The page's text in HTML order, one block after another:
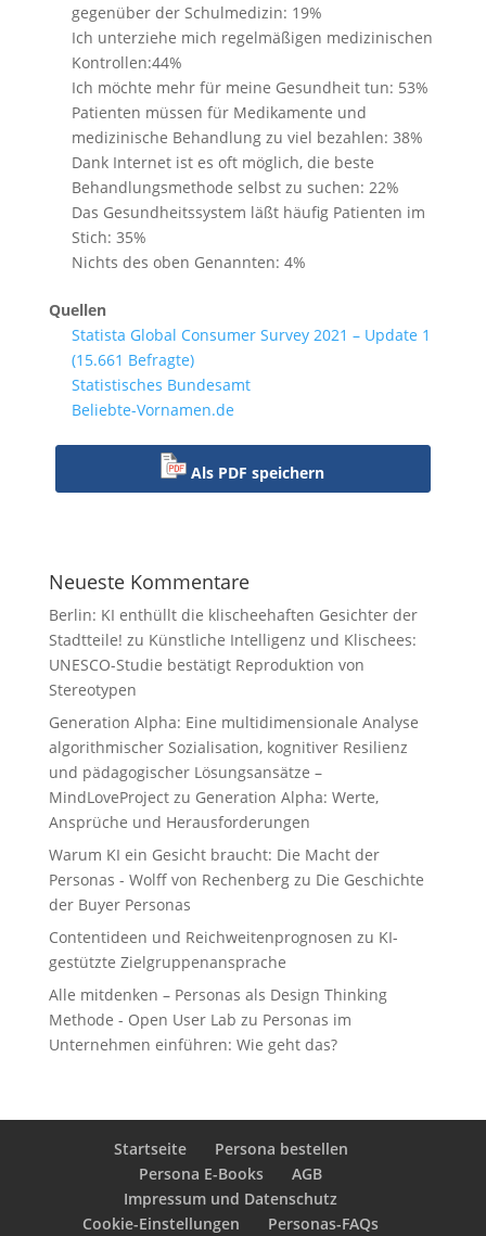
gegenüber der Schulmedizin: 19%
Ich unterziehe mich regelmäßigen medizinischen
Kontrollen:44%
Ich möchte mehr für meine Gesundheit tun: 53%
Patienten müssen für Medikamente und
medizinische Behandlung zu viel bezahlen: 38%
Dank Internet ist es oft möglich, die beste
Behandlungsmethode selbst zu suchen: 22%
Das Gesundheitssystem läßt häufig Patienten im
Stich: 35%
Nichts des oben Genannten: 4%
Quellen
Statista Global Consumer Survey 2021 – Update 1
(15.661 Befragte)
Statistisches Bundesamt
Beliebte-Vornamen.de
Als PDF speichern
Neueste Kommentare
Berlin: KI enthüllt die klischeehaften Gesichter der
Stadtteile! zu Künstliche Intelligenz und Klischees:
UNESCO-Studie bestätigt Reproduktion von
Stereotypen
Generation Alpha: Eine multidimensionale Analyse
algorithmischer Sozialisation, kognitiver Resilienz
und pädagogischer Lösungsansätze –
MindLoveProjectzu Generation Alpha: Werte,
Ansprüche und Herausforderungen
Warum KI ein Gesicht braucht: Die Macht der
Personas - Wolff von Rechenbergzu Die Geschichte
der Buyer Personas
Contentideen und Reichweitenprognosen zu KI-
gestützte Zielgruppenansprache
Alle mitdenken – Personas als Design Thinking
Methode - Open User Lab zu Personas im
Unternehmen einführen: Wie geht das?
Startseite
Persona bestellen
Persona E-Books
AGB
Impressum und Datenschutz
Cookie-Einstellungen
Personas-FAQs